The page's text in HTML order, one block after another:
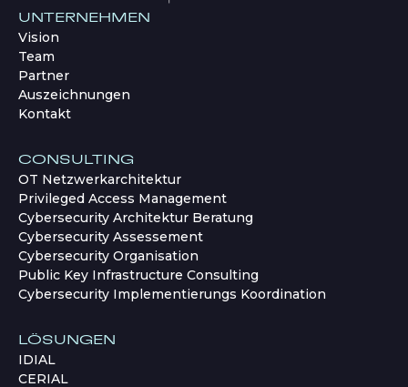
UNTERNEHMEN
Vision
Team
Partner
Auszeichnungen
Kontakt
CONSULTING
OT Netzwerkarchitektur
Privileged Access Management
Cybersecurity Architektur Beratung
Cybersecurity Assessement
Cybersecurity Organisation
Public Key Infrastructure Consulting
Cybersecurity Implementierungs Koordination
LÖSUNGEN
IDIAL
CERIAL